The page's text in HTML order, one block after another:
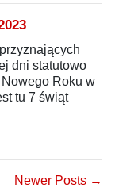
dni statutowo
Roku w
tu 7 świąt
Newer Posts →